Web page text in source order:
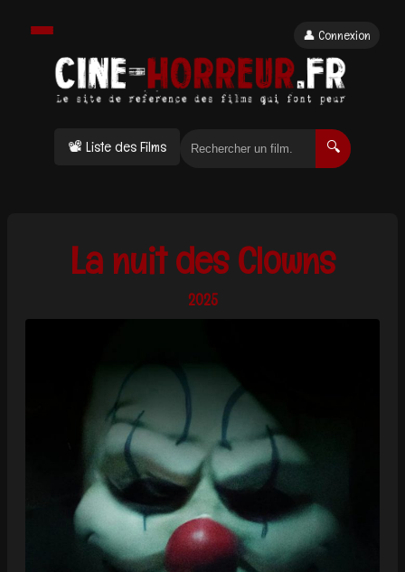
📽 Liste des Films 🔍
👤 Connexion
La nuit des Clowns
2025